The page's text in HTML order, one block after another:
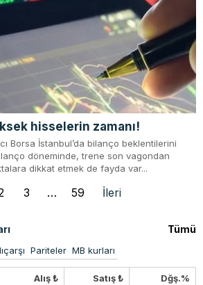
hisselerin zamanı!
Borsa İstanbul’da bilanço beklentilerini
döneminde, trene son vagondan
dikkat etmek de fayda var...
3 … 59 İleri
Tümü
Pariteler MB kurları
Alış ₺ Satış ₺ Dğş.%